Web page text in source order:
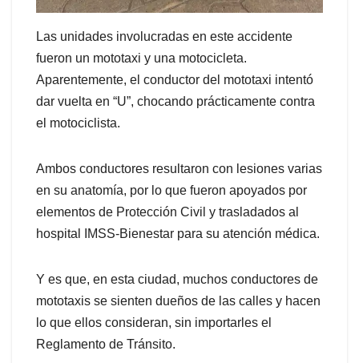
Las unidades involucradas en este accidente
fueron un mototaxi y una motocicleta.
Aparentemente, el conductor del mototaxi intentó
dar vuelta en “U”, chocando prácticamente contra
el motociclista.
Ambos conductores resultaron con lesiones varias
en su anatomía, por lo que fueron apoyados por
elementos de Protección Civil y trasladados al
hospital IMSS-Bienestar para su atención médica.
Y es que, en esta ciudad, muchos conductores de
mototaxis se sienten dueños de las calles y hacen
lo que ellos consideran, sin importarles el
Reglamento de Tránsito.